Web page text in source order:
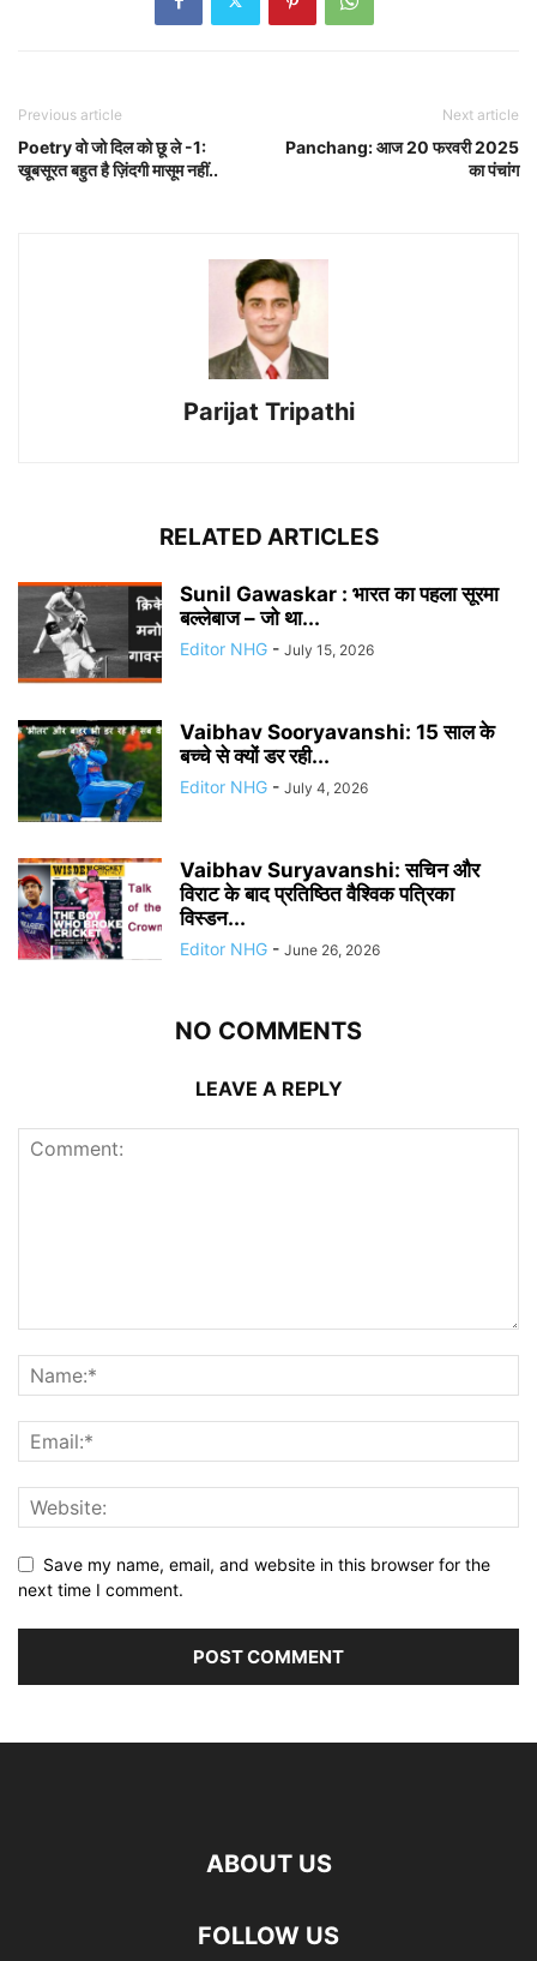
Previous article
Poetry वो जो दिल को छू ले -1:
खूबसूरत बहुत है ज़िंदगी मासूम नहीं..
Next article
Panchang: आज 20 फरवरी 2025
का पंचांग
Parijat Tripathi
RELATED ARTICLES
Sunil Gawaskar : भारत का पहला सूरमा
बल्लेबाज – जो था...
Editor NHG - July 15, 2026
Vaibhav Sooryavanshi: 15 साल के
बच्चे से क्यों डर रही...
Editor NHG - July 4, 2026
Vaibhav Suryavanshi: सचिन और
विराट के बाद प्रतिष्ठित वैश्विक पत्रिका
विस्डन...
Editor NHG - June 26, 2026
NO COMMENTS
LEAVE A REPLY
Save my name, email, and website in this browser for the
next time I comment.
ABOUT US
FOLLOW US